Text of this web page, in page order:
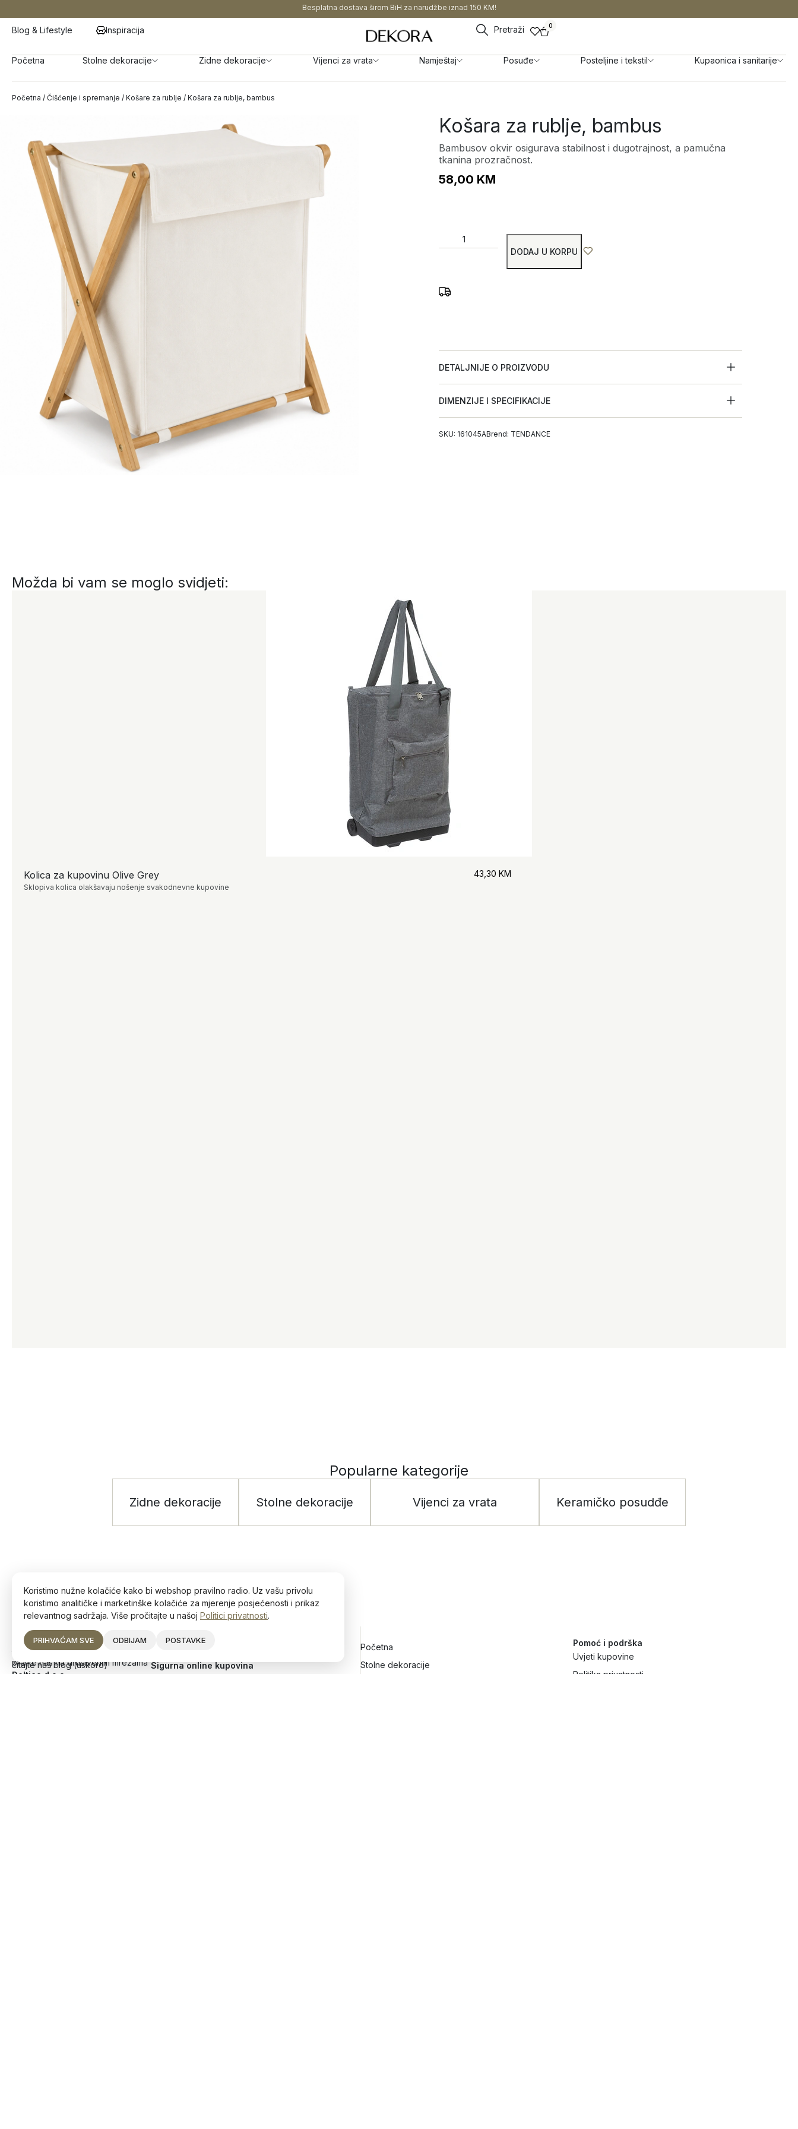
Besplatna dostava širom BiH za narudžbe iznad 150 KM!
Blog & Lifestyle Inspiracija Pretraži 0
Početna Stolne dekoracije Zidne dekoracije Vijenci za vrata Namještaj Posuđe Posteljine i tekstil Kupaonica i sanitarije
Početna / Čišćenje i spremanje / Košare za rublje / Košara za rublje, bambus
Košara za rublje, bambus
Bambusov okvir osigurava stabilnost i dugotrajnost, a pamučna
tkanina prozračnost.
58,00 KM
DODAJ U KORPU
DETALJNIJE O PROIZVODU
DIMENZIJE I SPECIFIKACIJE
SKU: 161045ABrend: TENDANCE
Možda bi vam se moglo svidjeti:
Kolica za kupovinu Olive Grey
Sklopiva kolica olakšavaju nošenje svakodnevne kupovine
43,30KM
Popularne kategorije
Zidne dekoracije Stolne dekoracije Vijenci za vrata Keramičko posudđe
Ostanite u toku s najnovijim
trendovima!
pratite nas na društvenim mrežama
čitajte naš blog (uskoro)
Deltico d.o.o.
Narudžbe
Sigurna online kupovina
Početna
Stolne dekoracije
Pomoć i podrška
Uvjeti kupovine
Politika privatnosti
Koristimo nužne kolačiće kako bi webshop pravilno radio. Uz vašu privolu
koristimo analitičke i marketinške kolačiće za mjerenje posjećenosti i prikaz
relevantnog sadržaja. Više pročitajte u našoj Politici privatnosti.
PRIHVAĆAM SVE ODBIJAM POSTAVKE